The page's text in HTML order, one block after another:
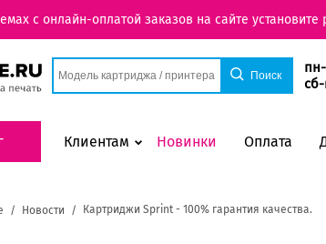
с онлайн-оплатой заказов на сайте
сб-
Клиентам Новинки Оплата
Новости Картриджи Sprint - 100% гарантия качества.